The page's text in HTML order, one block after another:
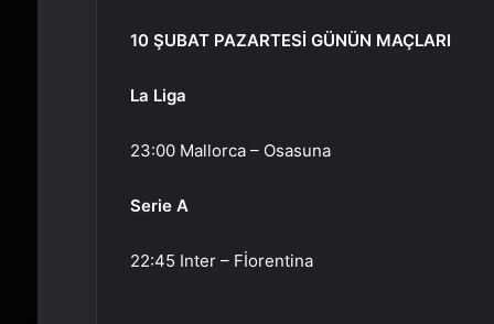
10 ŞUBAT PAZARTESİ GÜNÜN MAÇLARI
La Liga
23:00 Mallorca – Osasuna
Serie A
22:45 Inter – Fİorentina